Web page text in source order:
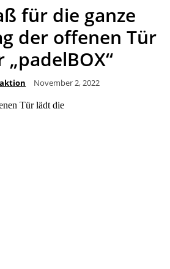
für die ganze
der offenen Tür
„padelBOX“
November 2, 2022